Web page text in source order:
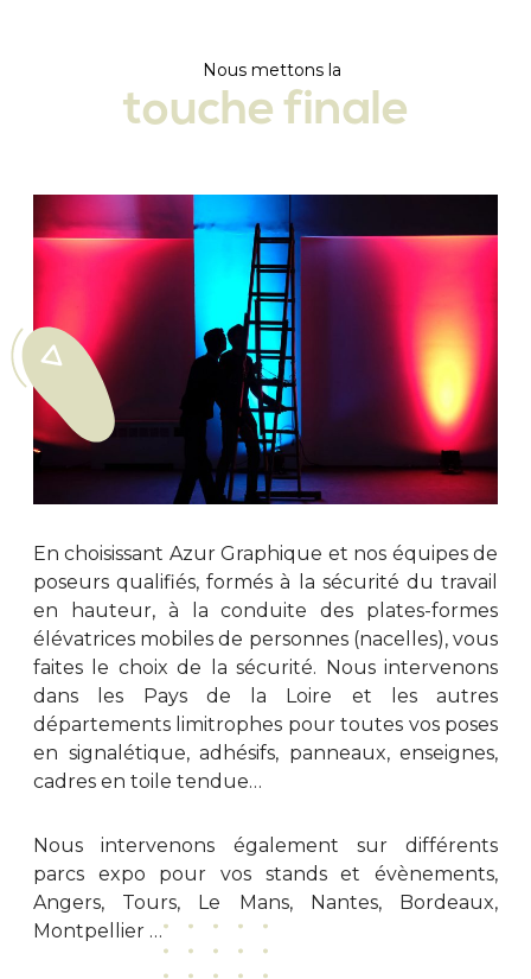
Nous mettons la
touche finale
En choisissant Azur Graphique et nos équipes de
poseurs qualifiés, formés à la sécurité du travail
en hauteur, à la conduite des plates-formes
élévatrices mobiles de personnes (nacelles), vous
faites le choix de la sécurité. Nous intervenons
dans les Pays de la Loire et les autres
départements limitrophes pour toutes vos poses
en signalétique, adhésifs, panneaux, enseignes,
cadres en toile tendue…
Nous intervenons également sur différents
parcs expo pour vos stands et évènements,
Angers, Tours, Le Mans, Nantes, Bordeaux,
Montpellier …